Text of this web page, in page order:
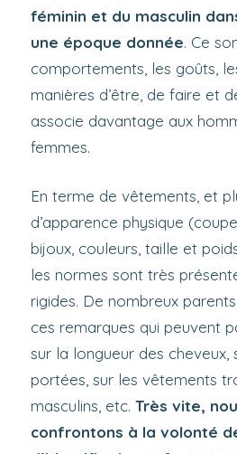
féminin et du masculin
une époque donnée. Ce
comportements, les goûts,
manières d’être, de faire et
associe davantage aux
femmes.
En terme de vêtements, et
d’apparence physique
bijoux, couleurs, taille et
les normes sont très
rigides. De nombreux
ces remarques qui peuvent
sur la longueur des cheveux,
portées, sur les vêtements
masculins, etc. Très vite,
confrontons à la volonté